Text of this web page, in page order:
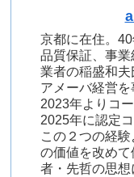
京都に在住。
品質保証、事業
業者の稲盛和夫
アメーバ経営を
2023年よりコ
2025年に認定
この２つの経
の価値を改め
者・先哲の思想